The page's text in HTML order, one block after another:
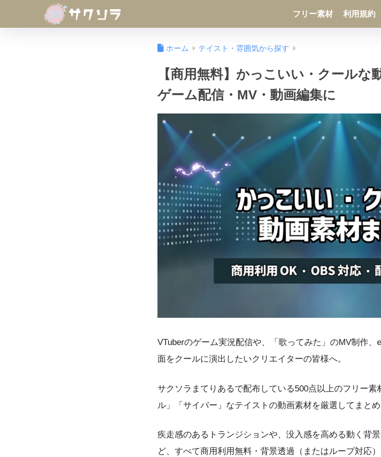
フリー素材 利用規約
ホーム テイスト・雰囲気から探す
【商用無料】かっこいい・クールな
ゲーム配信・MV・動画編集に
VTuberのゲーム実況配信や、「歌ってみた」のMV制作
面をクールに演出したいクリエイターの皆様へ。
サクソラまてりあるで配布している500点以上のフリー
ル」「サイバー」なテイストの動画素材を厳選してまとめ
疾走感のあるトランジションや、没入感を高める動く背
ど、すべて商用利用無料・背景透過（またはループ対応